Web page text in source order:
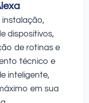
instalação,
dispositivos,
de rotinas e
técnico e
inteligente,
em sua